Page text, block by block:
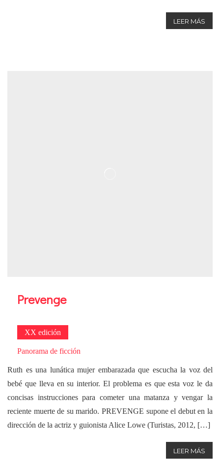
LEER MÁS
Prevenge
XX edición
Panorama de ficción
Ruth es una lunática mujer embarazada que escucha la voz del
bebé que lleva en su interior. El problema es que esta voz le da
concisas instrucciones para cometer una matanza y vengar la
reciente muerte de su marido. PREVENGE supone el debut en la
dirección de la actriz y guionista Alice Lowe (Turistas, 2012, […]
LEER MÁS